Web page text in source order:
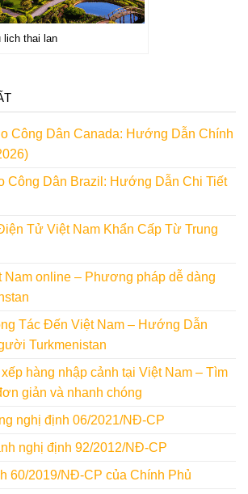
lich thai lan
Công Dân Canada: Hướng Dẫn Chính
Công Dân Brazil: Hướng Dẫn Chi Tiết
Tử Việt Nam Khẩn Cấp Từ Trung
Nam online – Phương pháp dễ dàng
Tác Đến Việt Nam – Hướng Dẫn
Turkmenistan
hàng nhập cảnh tại Việt Nam – Tìm
giản và nhanh chóng
nghị định 06/2021/NĐ-CP
nghị định 92/2012/NĐ-CP
60/2019/NĐ-CP của Chính Phủ